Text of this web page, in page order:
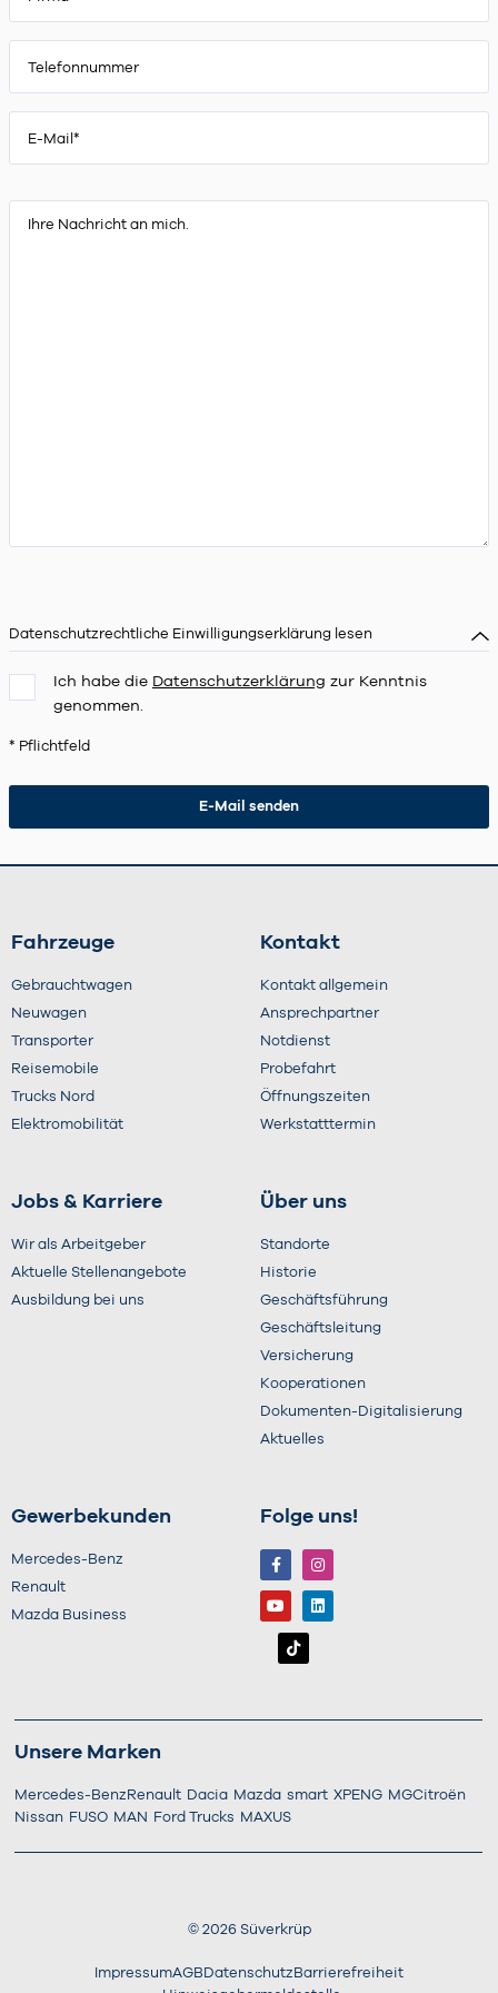
Datenschutzrechtliche Einwilligungserklärung lesen
Ich habe die Datenschutzerklärung zur Kenntnis
genommen.
* Pflichtfeld
Fahrzeuge
Gebrauchtwagen
Neuwagen
Transporter
Reisemobile
Trucks Nord
Elektromobilität
Kontakt
Kontakt allgemein
Ansprechpartner
Notdienst
Probefahrt
Öffnungszeiten
Werkstatttermin
Jobs & Karriere
Wir als Arbeitgeber
Aktuelle Stellenangebote
Ausbildung bei uns
Über uns
Standorte
Historie
Geschäftsführung
Geschäftsleitung
Versicherung
Kooperationen
Dokumenten-Digitalisierung
Aktuelles
Gewerbekunden
Mercedes-Benz
Renault
Mazda Business
Folge uns!
Unsere Marken
Mercedes-Benz Renault Dacia Mazda smart XPENG MGCitroën
Nissan FUSO MAN Ford Trucks MAXUS
© 2026Süverkrüp
ImpressumAGB Datenschutz Barrierefreiheit